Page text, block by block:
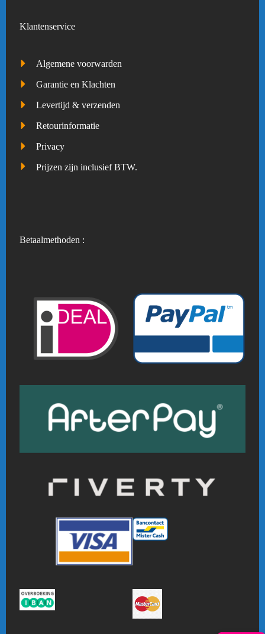
Klantenservice
Algemene voorwarden
Garantie en Klachten
Levertijd & verzenden
Retourinformatie
Privacy
Prijzen zijn inclusief BTW.
Betaalmethoden :